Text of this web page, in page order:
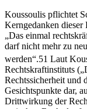
Koussoulis pflichtet
Kerngedanken dieser
„Das einmal
darf nicht mehr zu
werden“.51 Laut
Rechtskraftinstituts
Rechtssicherheit und
Gesichtspunkte dar,
Drittwirkung der